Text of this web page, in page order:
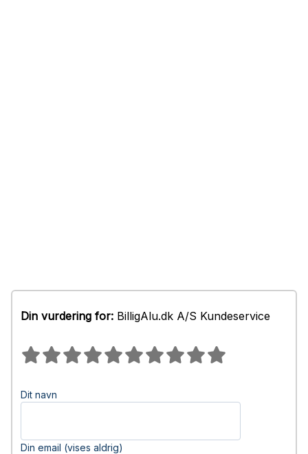
Din vurdering for: BilligAlu.dk A/S Kundeservice
Dit navn
Din email (vises aldrig)